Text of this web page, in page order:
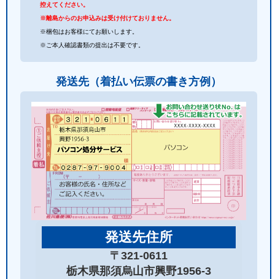
控えてください。
※離島からのお申込みは受け付けておりません。
※梱包はお客様にてお願いします。
※ご本人確認書類の提出は不要です。
発送先（着払い伝票の書き方例）
発送先住所
〒321-0611
栃木県那須烏山市興野1956-3